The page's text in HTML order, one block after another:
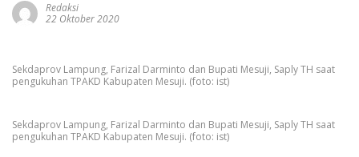
Redaksi
22 Oktober 2020
Sekdaprov Lampung, Farizal Darminto dan Bupati Mesuji, Saply TH saat
pengukuhan TPAKD Kabupaten Mesuji. (foto: ist)
Sekdaprov Lampung, Farizal Darminto dan Bupati Mesuji, Saply TH saat
pengukuhan TPAKD Kabupaten Mesuji. (foto: ist)